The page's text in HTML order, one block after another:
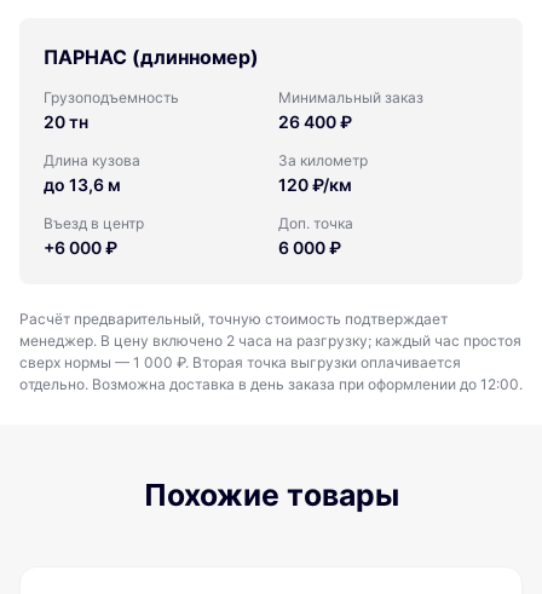
ПАРНАС (длинномер)
Грузоподъемность
20 тн
Минимальный заказ
26 400 ₽
Длина кузова
до 13,6 м
За километр
120 ₽/км
Въезд в центр
+6 000 ₽
Доп. точка
6 000 ₽
Расчёт предварительный, точную стоимость подтверждает
менеджер. В цену включено 2 часа на разгрузку; каждый час простоя
сверх нормы — 1 000 ₽. Вторая точка выгрузки оплачивается
отдельно. Возможна доставка в день заказа при оформлении до 12:00.
Похожие товары